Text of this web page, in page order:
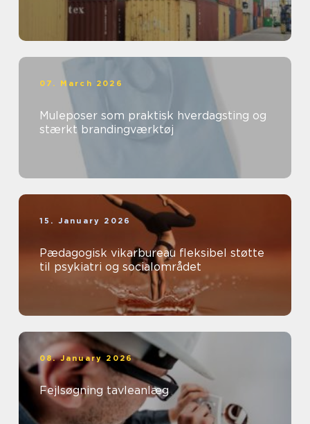
07. March 2026
Muleposer som praktisk hverdagsting og
stærkt brandingværktøj
15. January 2026
Pædagogisk vikarbureau fleksibel støtte
til psykiatri og socialområdet
08. January 2026
Fejlsøgning tavleanlæg